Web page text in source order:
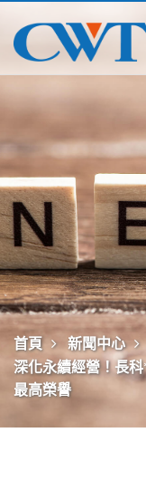
首頁 新聞中心
深化永續經營！長
最高榮譽